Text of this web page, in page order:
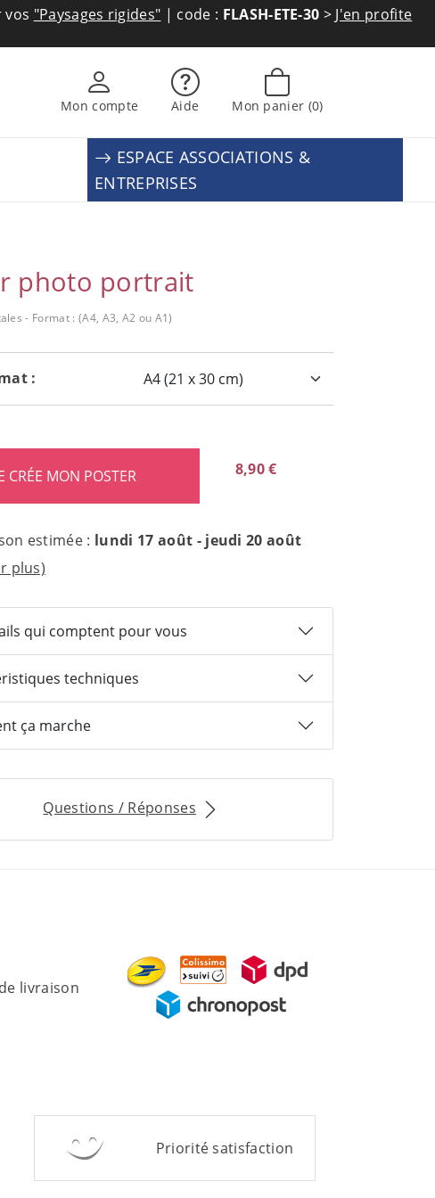
vos "Paysages rigides" | code : FLASH-ETE-30 > J'en profite
Mon compte Aide Mon panier (0)
ESPACE ASSOCIATIONS &
ENTREPRISES
photo portrait
- Format : (A4, A3, A2 ou A1)
:
8,90 €
estimée : lundi 17 août - jeudi 20 août
plus)
qui comptent pour vous
techniques
ça marche
Questions / Réponses
livraison
Priorité satisfaction